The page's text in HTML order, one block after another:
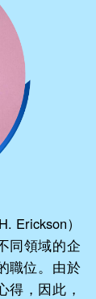
Erickson）
同領域的企
職位。由於
得，因此，